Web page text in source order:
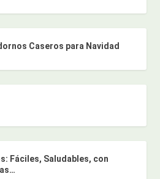
Caseros para Navidad
Fáciles, Saludables, con